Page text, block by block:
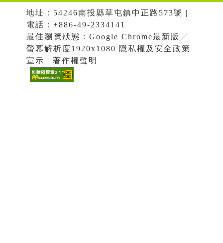
地址：54246南投縣草屯鎮中正路573號 |
電話：+886-49-2334141
最佳瀏覽狀態：Google Chrome最新版╱
螢幕解析度1920x1080 隱私權及安全政策
宣示 | 著作權聲明